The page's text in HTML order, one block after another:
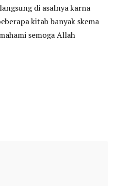
di asalnya karna
kitab banyak skema
semoga Allah